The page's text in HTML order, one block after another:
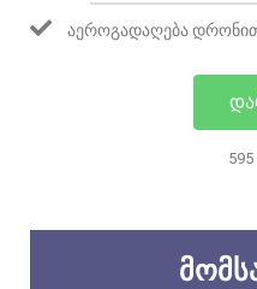
ᲐᲔᲠᲝᲒᲐᲓᲐᲦᲔᲑᲐ
595